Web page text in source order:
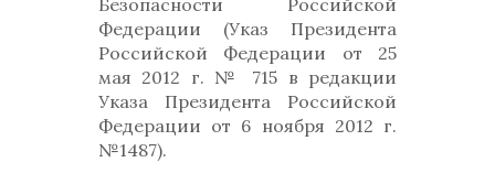
Безопасности Российской
Федерации (Указ Президента
Российской Федерации от 25
мая 2012 г. № 715 в редакции
Указа Президента Российской
Федерации от 6 ноября 2012 г.
№1487).